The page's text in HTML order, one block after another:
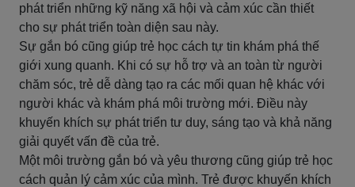
phát triển những kỹ năng xã hội và cảm xúc cần thiết
cho sự phát triển toàn diện sau này.
Sự gắn bó cũng giúp trẻ học cách tự tin khám phá thế
giới xung quanh. Khi có sự hỗ trợ và an toàn từ người
chăm sóc, trẻ dễ dàng tạo ra các mối quan hệ khác với
người khác và khám phá môi trường mới. Điều này
khuyến khích sự phát triển tư duy, sáng tạo và khả năng
giải quyết vấn đề của trẻ.
Một môi trường gắn bó và yêu thương cũng giúp trẻ học
cách quản lý cảm xúc của mình. Trẻ được khuyến khích